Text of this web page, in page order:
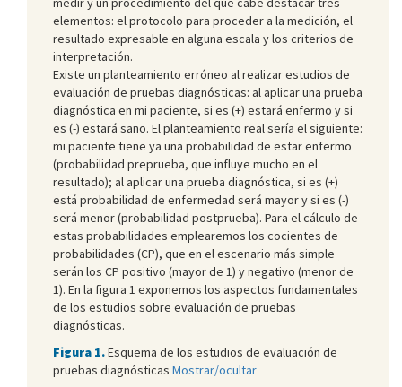
elementos: el protocolo para proceder a la medición, el
resultado expresable en alguna escala y los criterios de
interpretación.
Existe un planteamiento erróneo al realizar estudios de
evaluación de pruebas diagnósticas: al aplicar una prueba
diagnóstica en mi paciente, si es (+) estará enfermo y si
es (-) estará sano. El planteamiento real sería el siguiente:
mi paciente tiene ya una probabilidad de estar enfermo
(probabilidad preprueba, que influye mucho en el
resultado); al aplicar una prueba diagnóstica, si es (+)
está probabilidad de enfermedad será mayor y si es (-)
será menor (probabilidad postprueba). Para el cálculo de
estas probabilidades emplearemos los cocientes de
probabilidades (CP), que en el escenario más simple
serán los CP positivo (mayor de 1) y negativo (menor de
1). En la figura 1 exponemos los aspectos fundamentales
de los estudios sobre evaluación de pruebas
diagnósticas.
Figura 1.Esquema de los estudios de evaluación de
pruebas diagnósticas Mostrar/ocultar